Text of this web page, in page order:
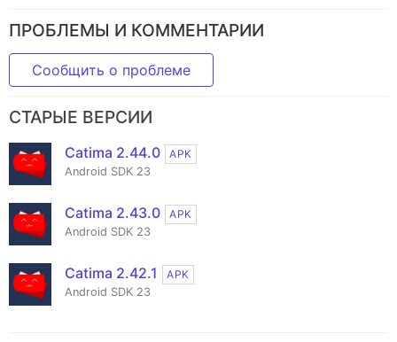
ПРОБЛЕМЫ И КОММЕНТАРИИ
Сообщить о проблеме
СТАРЫЕ ВЕРСИИ
Catima 2.44.0
APK
Android SDK 23
Catima 2.43.0
APK
Android SDK 23
Catima 2.42.1
APK
Android SDK 23